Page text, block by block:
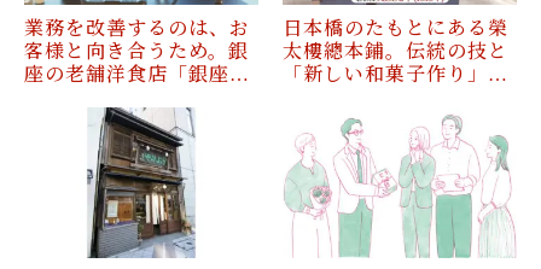
業務を改善するのは、お
客様と向き合うため。銀
座の老舗洋食店「銀座…
日本橋のたもとにある榮
太樓總本鋪。伝統の技と
「新しい和菓子作り」…